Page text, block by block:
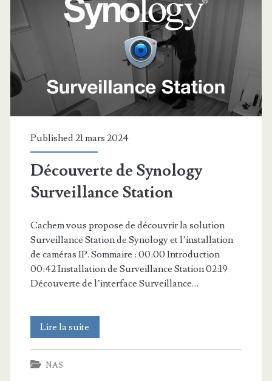
Published 21 mars 2024
Découverte de Synology
Surveillance Station
Cachem vous propose de découvrir la solution
Surveillance Station de Synology et l’installation
de caméras IP. Sommaire : 00:00 Introduction
00:42 Installation de Surveillance Station 02:19
Découverte de l’interface Surveillance…
Lire la suite
de
NAS